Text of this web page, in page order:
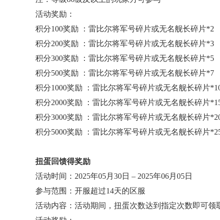
活动奖励：
积分100奖励 ：雷比尔将军号碎片或无名舰长碎片*2
积分200奖励 ：雷比尔将军号碎片或无名舰长碎片*3
积分300奖励 ：雷比尔将军号碎片或无名舰长碎片*5
积分500奖励 ：雷比尔将军号碎片或无名舰长碎片*7
积分1000奖励 ：雷比尔将军号碎片或无名舰长碎片
积分2000奖励 ：雷比尔将军号碎片或无名舰长碎片
积分3000奖励 ：雷比尔将军号碎片或无名舰长碎片
积分5000奖励 ：雷比尔将军号碎片或无名舰长碎片
扭蛋回馈得奖励
活动时间：2025年05月30日 – 2025年06月05日
参与范围：开服超过14天的区服
活动内容：活动期间，扭蛋次数达到指定次数即可领